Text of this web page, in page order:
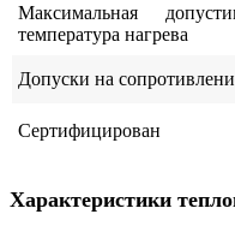
Максимальная
температура нагрева
Допуски на
Сертифицирован
Характеристики